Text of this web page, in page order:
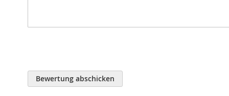
Bewertung abschicken